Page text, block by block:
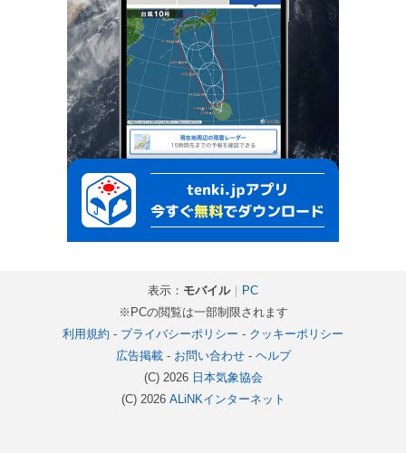
表示： モバイル｜
PC
※PCの閲覧は一部制限されます
利用規約 - プライバシーポリシー - クッキーポリシー
広告掲載- お問い合わせ- ヘルプ
(C) 2026 日本気象協会
(C) 2026 ALiNKインターネット